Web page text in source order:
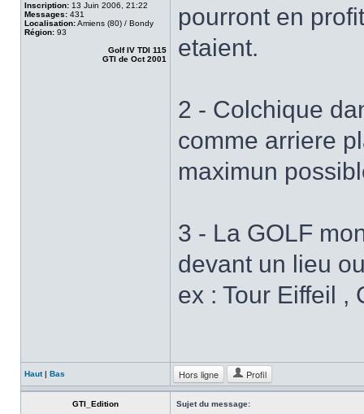
Inscription: 13 Juin 2006, 21:22
Messages: 431
Localisation:Amiens (80) / Bondy
Région: 93
Golf IV TDI 115
GTI de Oct 2001
pourront en
etaient.
2 - Colchique
comme arriere
maximun
3 - La GOLF
devant un lieu
ex : Tour Eiffeil ,
Haut| Bas Hors ligne Profil
GTI_Edition Sujet du message: